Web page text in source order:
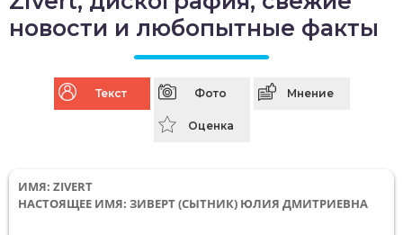
новости и любопытные факты
Текст Фото Мнение
Оценка
ИМЯ: ZIVERT
НАСТОЯЩЕЕ ИМЯ: ЗИВЕРТ (СЫТНИК) ЮЛИЯ ДМИТРИЕВНА